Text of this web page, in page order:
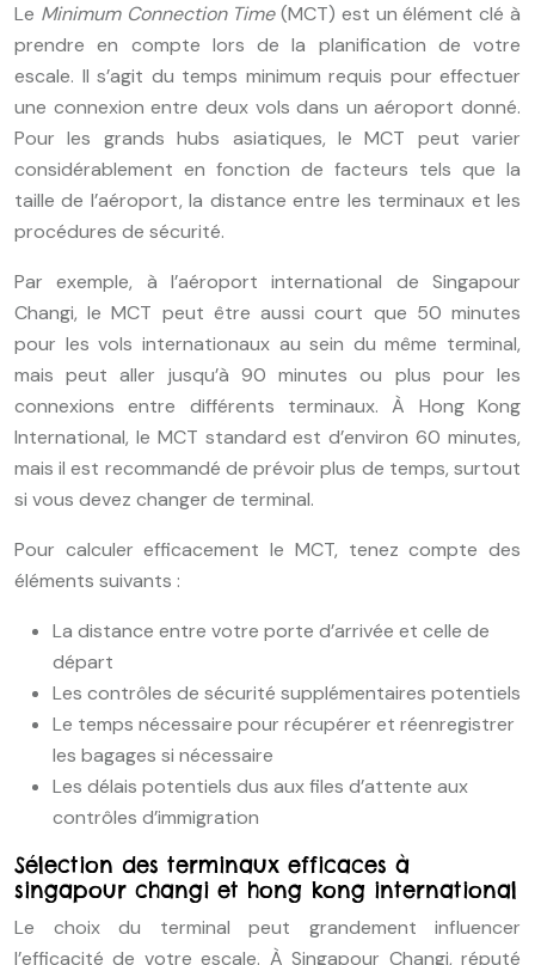
Le Minimum Connection Time(MCT) est un élément clé à
prendre en compte lors de la planification de votre
escale. Il s’agit du temps minimum requis pour effectuer
une connexion entre deux vols dans un aéroport donné.
Pour les grands hubs asiatiques, le MCT peut varier
considérablement en fonction de facteurs tels que la
taille de l’aéroport, la distance entre les terminaux et les
procédures de sécurité.
Par exemple, à l’aéroport international de Singapour
Changi, le MCT peut être aussi court que 50 minutes
pour les vols internationaux au sein du même terminal,
mais peut aller jusqu’à 90 minutes ou plus pour les
connexions entre différents terminaux. À Hong Kong
International, le MCT standard est d’environ 60 minutes,
mais il est recommandé de prévoir plus de temps, surtout
si vous devez changer de terminal.
Pour calculer efficacement le MCT, tenez compte des
éléments suivants :
La distance entre votre porte d’arrivée et celle de
départ
Les contrôles de sécurité supplémentaires potentiels
Le temps nécessaire pour récupérer et réenregistrer
les bagages si nécessaire
Les délais potentiels dus aux files d’attente aux
contrôles d’immigration
Sélection des terminaux efficaces à
singapour changi et hong kong international
Le choix du terminal peut grandement influencer
l’efficacité de votre escale. À Singapour Changi, réputé